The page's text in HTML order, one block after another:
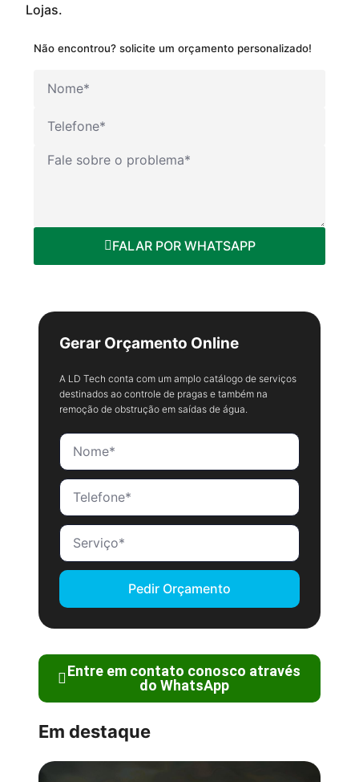
Lojas.
Não encontrou? solicite um orçamento personalizado!
FALAR POR WHATSAPP
Gerar Orçamento Online
A LD Tech conta com um amplo catálogo de serviços
destinados ao controle de pragas e também na
remoção de obstrução em saídas de água.
Pedir Orçamento
Entre em contato conosco através
do WhatsApp
Em destaque